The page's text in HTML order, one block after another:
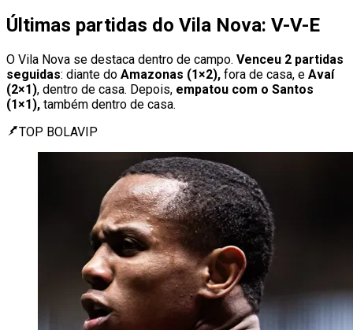
Últimas partidas do Vila Nova: V-V-E
O Vila Nova se destaca dentro de campo. Venceu 2 partidas
seguidas: diante do Amazonas (1×2), fora de casa, e Avaí
(2×1), dentro de casa. Depois, empatou com o Santos
(1×1), também dentro de casa.
TOP BOLAVIP